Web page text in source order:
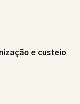
e custeio